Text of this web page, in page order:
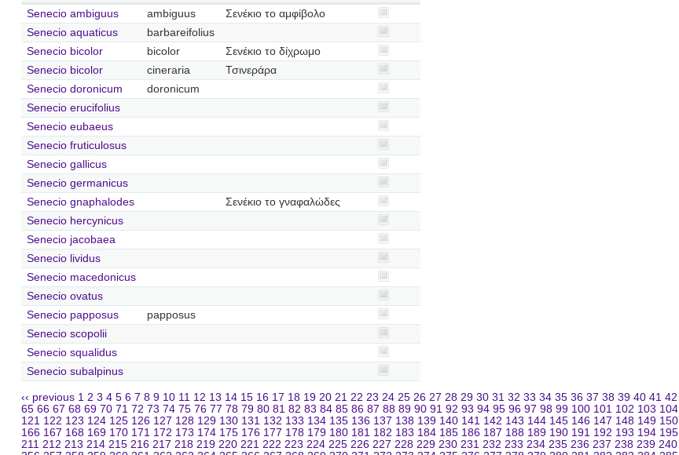
Senecio ambiguus
ambiguus
Σενέκιο το αμφίβολο
Senecio aquaticus
barbareifolius
Senecio bicolor
bicolor
Σενέκιο το δίχρωμο
Senecio bicolor
cineraria
Τσινεράρα
Senecio doronicum
doronicum
Senecio erucifolius
Senecio eubaeus
Senecio fruticulosus
Senecio gallicus
Senecio germanicus
Senecio gnaphalodes
Σενέκιο το γναφαλώδες
Senecio hercynicus
Senecio jacobaea
Senecio lividus
Senecio macedonicus
Senecio ovatus
Senecio papposus
papposus
Senecio scopolii
Senecio squalidus
Senecio subalpinus
‹‹ previous 1 2 3 4 5 6 7 8 9 10 11 12 13 14 15 16 17 18 19 20 21 22 23 24 25 26 27 28 29 30 31 32 33 34 35 36 37 38 39 40 41 42
65 66 67 68 69 70 71 72 73 74 75 76 77 78 79 80 81 82 83 84 85 86 87 88 89 90 91 92 93 94 95 96 97 98 99 100 101 102 103 104
121 122 123 124 125 126 127 128 129 130 131 132 133 134 135 136 137 138 139 140 141 142 143 144 145 146 147 148 149 150
166 167 168 169 170 171 172 173 174 175 176 177 178 179 180 181 182 183 184 185 186 187 188 189 190 191 192 193 194 195
211 212 213 214 215 216 217 218 219 220 221 222 223 224 225 226 227 228 229 230 231 232 233 234 235 236 237 238 239 240